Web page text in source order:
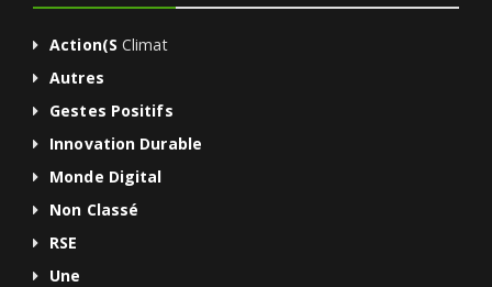
Action(s Climat
Autres
Gestes Positifs
Innovation Durable
Monde Digital
Non Classé
RSE
Une